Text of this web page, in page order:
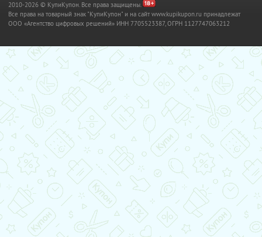
2010-2026 © КупиКупон. Все права защищены.
Все права на товарный знак "КупиКупон" и на сайт www.kupikupon.ru принадлежат
OOO «Агентство цифровых решений» ИНН 7705523387, ОГРН 1127747063212